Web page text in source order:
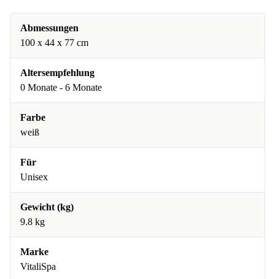
Abmessungen
100 x 44 x 77 cm
Altersempfehlung
0 Monate - 6 Monate
Farbe
weiß
Für
Unisex
Gewicht (kg)
9.8 kg
Marke
VitaliSpa